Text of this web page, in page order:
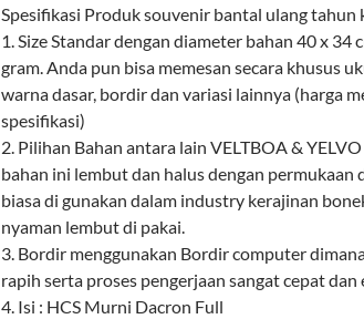
Spesifikasi Produk souvenir bantal ulang tahun
1. Size Standar dengan diameter bahan 40 x 34
gram. Anda pun bisa memesan secara khusus
warna dasar, bordir dan variasi lainnya (harga
spesifikasi)
2. Pilihan Bahan antara lain VELTBOA &
bahan ini lembut dan halus dengan permukaan
biasa di gunakan dalam industry kerajinan
nyaman lembut di pakai.
3. Bordir menggunakan Bordir computer
rapih serta proses pengerjaan sangat cepat dan
4. Isi : HCS Murni Dacron Full